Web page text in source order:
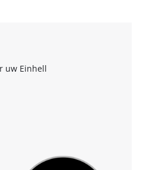
uw Einhell